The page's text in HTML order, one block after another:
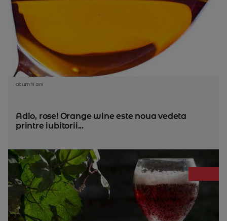
acum 11 ani
Adio, rose! Orange wine este noua vedeta
printre iubitorii...